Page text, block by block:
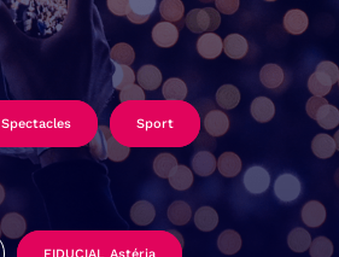
Spectacles Sport
FIDUCIAL Astéria